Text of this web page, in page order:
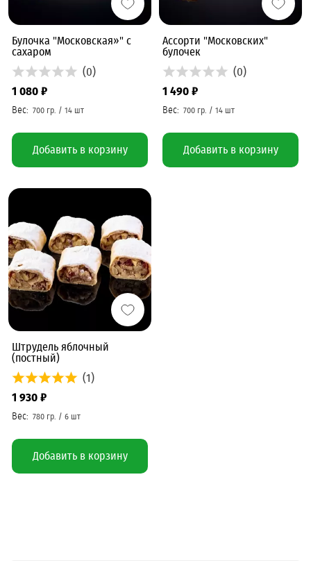
Булочка "Московская»" с
сахаром
(0)
1 080 ₽
Добавить в корзину
Ассорти "Московских"
булочек
(0)
1 490 ₽
Добавить в корзину
Штрудель яблочный
(постный)
(1)
1 930 ₽
Добавить в корзину